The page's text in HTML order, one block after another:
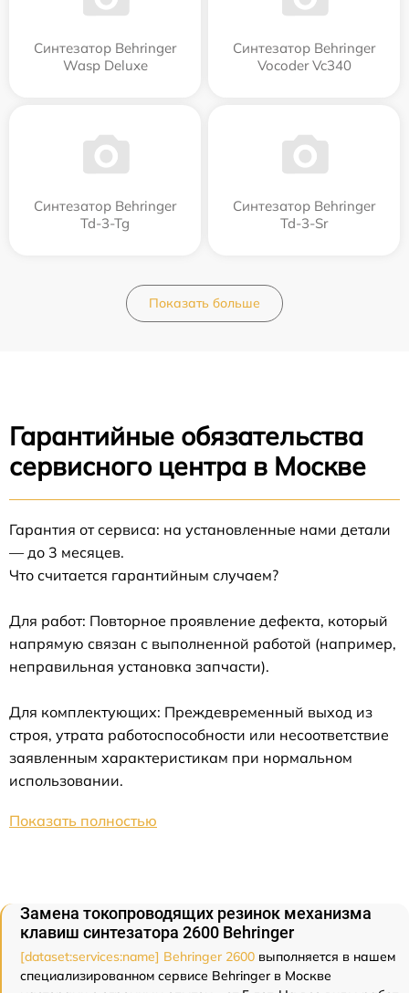
Синтезатор Behringer
Wasp Deluxe
Синтезатор Behringer
Vocoder Vc340
Синтезатор Behringer
Td-3-Tg
Синтезатор Behringer
Td-3-Sr
Показать больше
Гарантийные обязательства
сервисного центра в Москве
Гарантия от сервиса: на установленные нами детали
— до 3 месяцев.
Что считается гарантийным случаем?
Для работ: Повторное проявление дефекта, который
напрямую связан с выполненной работой (например,
неправильная установка запчасти).
Для комплектующих: Преждевременный выход из
строя, утрата работоспособности или несоответствие
заявленным характеристикам при нормальном
использовании.
Показать полностью
Замена токопроводящих резинок механизма
клавиш синтезатора 2600 Behringer
[dataset:services:name] Behringer 2600 выполняется в нашем
специализированном сервисе Behringer в Москве